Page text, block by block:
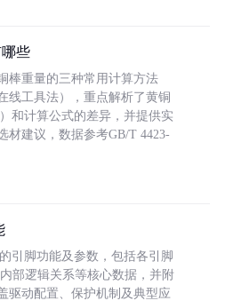
些
棒重量的三种常用计算方法
线工具法），重点解析了黄铜
和计算公式的差异，并提供实
材建议，数据参考GB/T 4423-
引脚功能及参数，包括各引脚
部逻辑关系等核心数据，并附
驱动配置、保护机制及典型应